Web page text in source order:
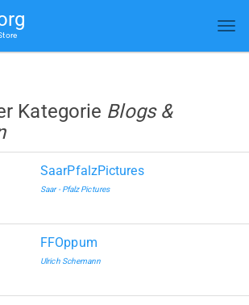
Kategorie Blogs &
SaarPfalzPictures
Saar - Pfalz Pictures
FFOppum
Ulrich Schemann